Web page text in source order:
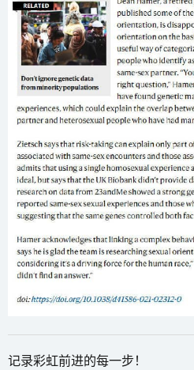
记录彩虹前进的每一步！